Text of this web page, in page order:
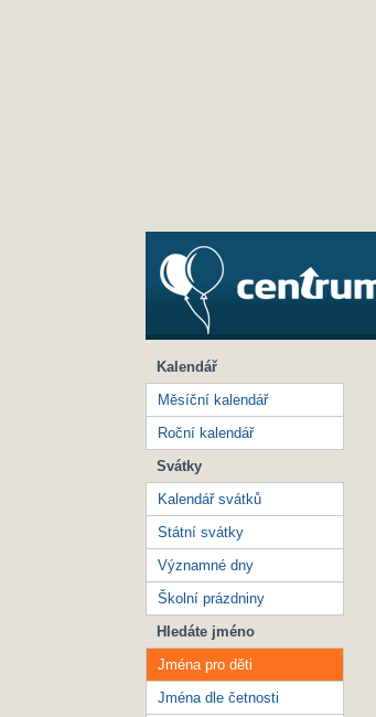
Kalendář
Měsíční kalendář
Roční kalendář
Svátky
Kalendář svátků
Státní svátky
Významné dny
Školní prázdniny
Hledáte jméno
Jména pro děti
Jména dle četnosti